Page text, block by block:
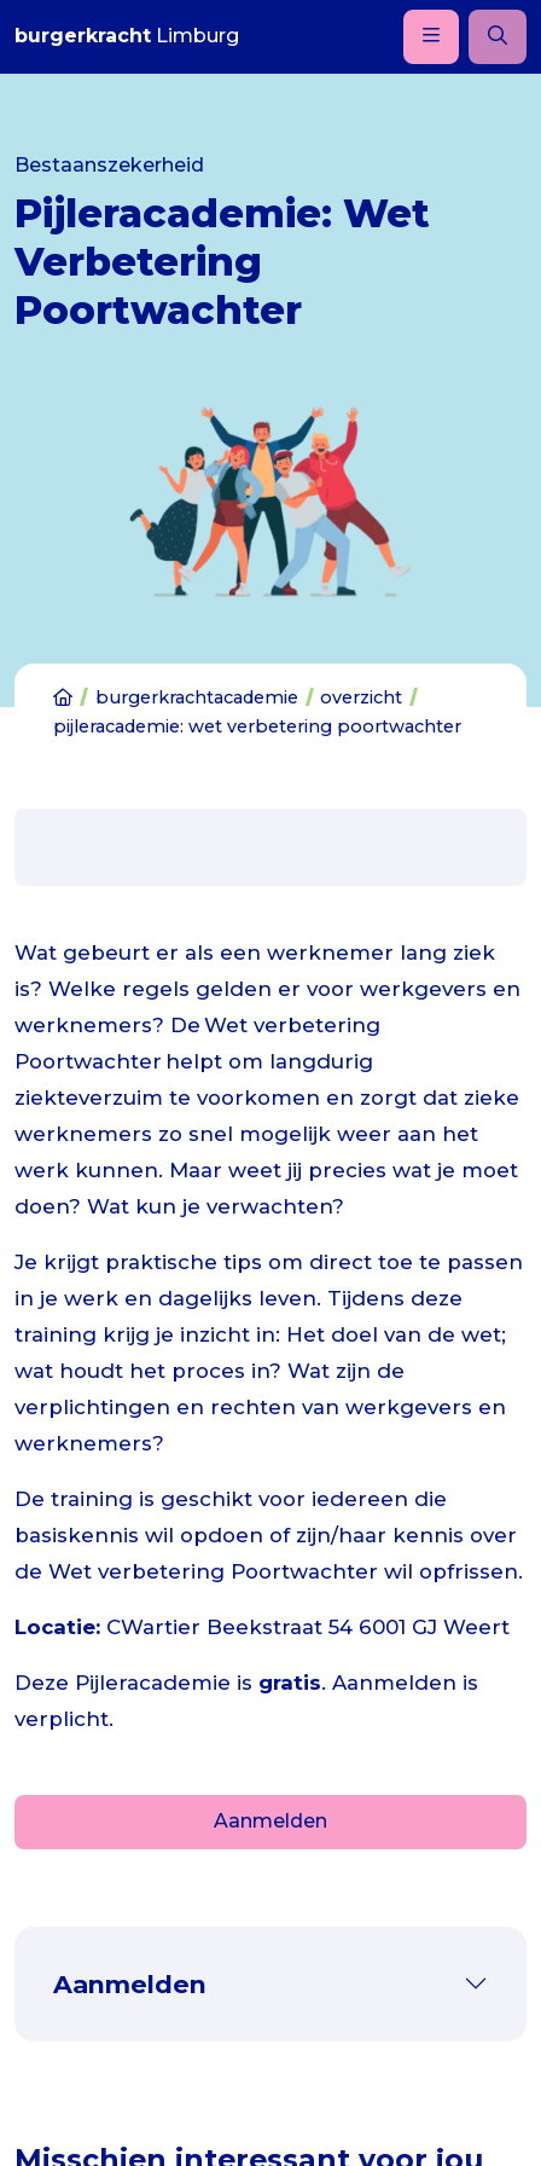
burgerkracht Limburg
Bestaanszekerheid
Pijleracademie: Wet
Verbetering
Poortwachter
burgerkrachtacademie
overzicht
pijleracademie: wet verbetering poortwachter
Wat gebeurt er als een werknemer lang ziek
is? Welke regels gelden er voor werkgevers en
werknemers? De Wet verbetering
Poortwachter helpt om langdurig
ziekteverzuim te voorkomen en zorgt dat zieke
werknemers zo snel mogelijk weer aan het
werk kunnen. Maar weet jij precies wat je moet
doen? Wat kun je verwachten?
Je krijgt praktische tips om direct toe te passen
in je werk en dagelijks leven. Tijdens deze
training krijg je inzicht in: Het doel van de wet;
wat houdt het proces in? Wat zijn de
verplichtingen en rechten van werkgevers en
werknemers?
De training is geschikt voor iedereen die
basiskennis wil opdoen of zijn/haar kennis over
de Wet verbetering Poortwachter wil opfrissen.
Locatie: CWartier Beekstraat 54 6001 GJ Weert
Deze Pijleracademie is gratis. Aanmelden is
verplicht.
Aanmelden
Aanmelden
Misschien interessant voor jou